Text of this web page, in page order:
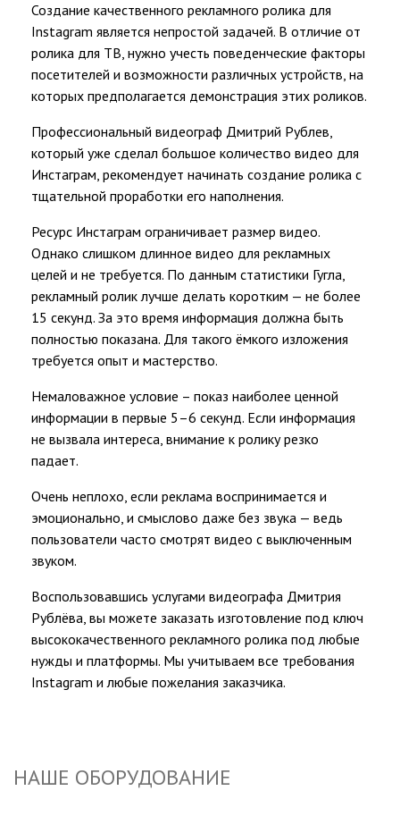
Создание качественного рекламного ролика для
Instagram является непростой задачей. В отличие от
ролика для ТВ, нужно учесть поведенческие факторы
посетителей и возможности различных устройств, на
которых предполагается демонстрация этих роликов.
Профессиональный видеограф Дмитрий Рублев,
который уже сделал большое количество видео для
Инстаграм, рекомендует начинать создание ролика с
тщательной проработки его наполнения.
Ресурс Инстаграм ограничивает размер видео.
Однако слишком длинное видео для рекламных
целей и не требуется. По данным статистики Гугла,
рекламный ролик лучше делать коротким — не более
15 секунд. За это время информация должна быть
полностью показана. Для такого ёмкого изложения
требуется опыт и мастерство.
Немаловажное условие – показ наиболее ценной
информации в первые 5–6 секунд. Если информация
не вызвала интереса, внимание к ролику резко
падает.
Очень неплохо, если реклама воспринимается и
эмоционально, и смыслово даже без звука — ведь
пользователи часто смотрят видео с выключенным
звуком.
Воспользовавшись услугами видеографа Дмитрия
Рублёва, вы можете заказать изготовление под ключ
высококачественного рекламного ролика под любые
нужды и платформы. Мы учитываем все требования
Instagram и любые пожелания заказчика.
НАШЕ ОБОРУДОВАНИЕ